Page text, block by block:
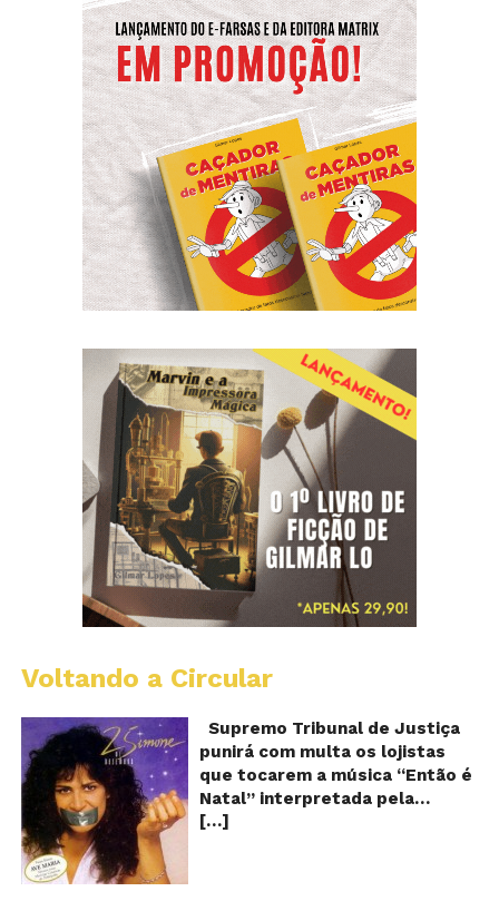
Voltando a Circular
Supremo Tribunal de Justiça
punirá com multa os lojistas
que tocarem a música “Então é
Natal” interpretada pela
cantora Simone! Será? De
[…]